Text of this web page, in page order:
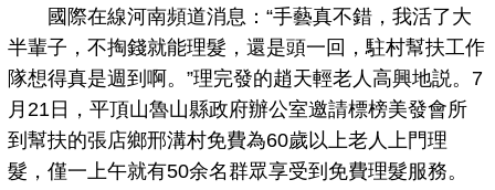
國際在線河南頻道消息：“手藝真不錯，我活了大
半輩子，不掏錢就能理髮，還是頭一回，駐村幫扶工作
隊想得真是週到啊。”理完發的趙天輕老人高興地説。7
月21日，平頂山魯山縣政府辦公室邀請標榜美發會所
到幫扶的張店鄉邢溝村免費為60歲以上老人上門理
髮，僅一上午就有50余名群眾享受到免費理髮服務。